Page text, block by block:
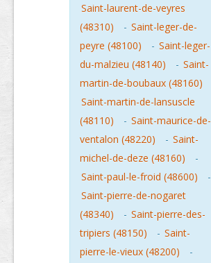
Saint-laurent-de-veyres
(48310)
- Saint-leger-de-
peyre (48100)
- Saint-leger-
du-malzieu (48140)
- Saint-
martin-de-boubaux (48160)
Saint-martin-de-lansuscle
(48110)
- Saint-maurice-de-
ventalon (48220)
- Saint-
michel-de-deze (48160)
-
Saint-paul-le-froid (48600)
-
Saint-pierre-de-nogaret
(48340)
- Saint-pierre-des-
tripiers (48150)
- Saint-
pierre-le-vieux (48200)
-